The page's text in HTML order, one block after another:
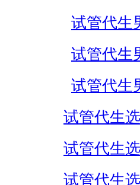
试管代生
试管代生
试管代生
试管代生
试管代生
试管代生